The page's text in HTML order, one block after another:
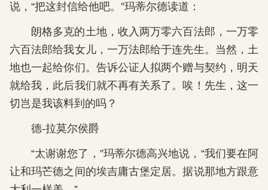
说，“把这封信给他吧。”玛蒂尔德读道：
朗格多克的土地，收入两万零六百法郎，一万零
六百法郎给我女儿，一万法郎给于连先生。当然，土
地也一起给你们。告诉公证人拟两个赠与契约，明天
就给我，此后我们就不再有关系了。唉！先生，这一
切岂是我该料到的吗？
德-拉莫尔侯爵
“太谢谢您了，”玛蒂尔德高兴地说，“我们要在阿
让和玛芒德之间的埃吉庸古堡定居。据说那地方跟意